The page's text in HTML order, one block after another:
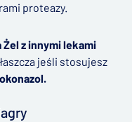
proteazy.
z innymi lekami
jeśli stosujesz